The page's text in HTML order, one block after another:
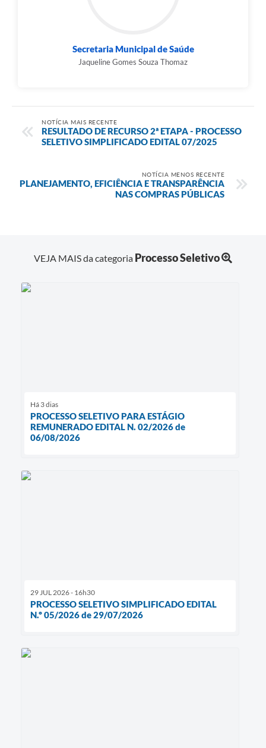
Secretaria Municipal de Saúde
Jaqueline Gomes Souza Thomaz
NOTÍCIA MAIS RECENTE
RESULTADO DE RECURSO 2ª ETAPA - PROCESSO
SELETIVO SIMPLIFICADO EDITAL 07/2025
NOTÍCIA MENOS RECENTE
PLANEJAMENTO, EFICIÊNCIA E TRANSPARÊNCIA
NAS COMPRAS PÚBLICAS
VEJA MAIS da categoria Processo Seletivo
Há 3 dias
PROCESSO SELETIVO PARA ESTÁGIO
REMUNERADO EDITAL N. 02/2026 de
06/08/2026
29 JUL 2026 - 16h30
PROCESSO SELETIVO SIMPLIFICADO EDITAL
N.º 05/2026 de 29/07/2026